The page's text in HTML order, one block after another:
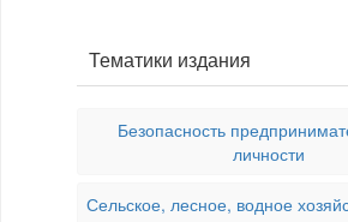
Тематики издания
Безопасность
личности
Сельское, лесное, водное